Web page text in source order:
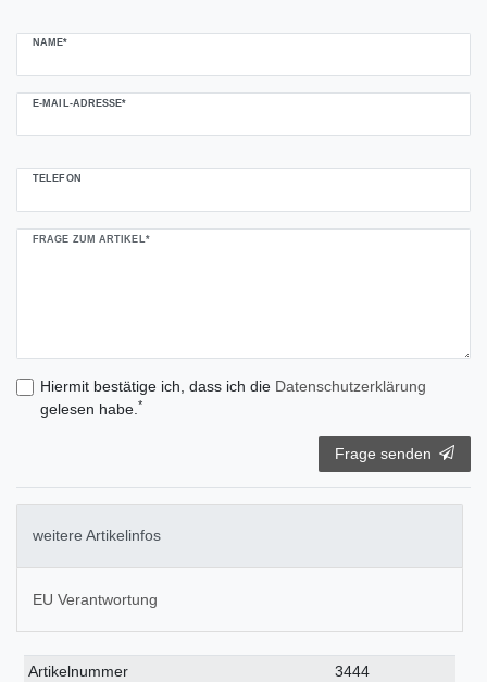
NAME*
E-MAIL-ADRESSE*
TELEFON
FRAGE ZUM ARTIKEL*
Hiermit bestätige ich, dass ich die Daten­schutz­erklärung
gelesen habe. *
Frage senden
weitere Artikelinfos
EU Verantwortung
Technisches
Wert
Artikelnummer
3444